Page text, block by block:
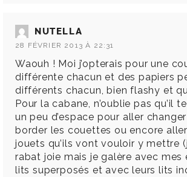
NUTELLA
28 FÉVRIER 2013 À 22:31
Waouh ! Moi j’opterais pour une
différente chacun et des papiers
différents chacun, bien flashy et
Pour la cabane, n’oublie pas qu’il
un peu d’espace pour aller
border les couettes ou encore
jouets qu’ils vont vouloir y mettre
rabat joie mais je galère avec mes
lits superposés et avec leurs lits